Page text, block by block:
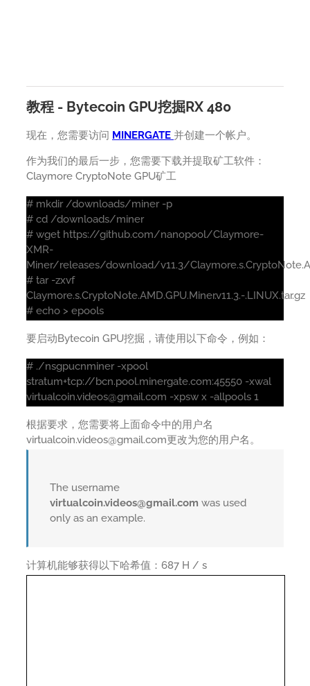
教程 - Bytecoin GPU挖掘RX 480
现在，您需要访问 MINERGATE 并创建一个帐户。
作为我们的最后一步，您需要下载并提取矿工软件：
Claymore CryptoNote GPU矿工
# mkdir /downloads/miner -p
# cd /downloads/miner
# wget https://github.com/nanopool/Claymore-
XMR-
Miner/releases/download/v11.3/
# tar -zxvf
Claymore.s.CryptoNote.AMD.GPU.Miner.v11.3.-.LINUX.tar.gz
# echo > epools
要启动Bytecoin GPU挖掘，请使用以下命令，例如：
# ./nsgpucnminer -xpool
stratum+tcp://bcn.pool.minergate.com:45550 -xwal
virtualcoin.videos@gmail.com -xpsw x -allpools 1
根据要求，您需要将上面命令中的用户名
virtualcoin.videos@gmail.com更改为您的用户名。
The username
virtualcoin.videos@gmail.com was used
only as an example.
计算机能够获得以下哈希值：687 H / s